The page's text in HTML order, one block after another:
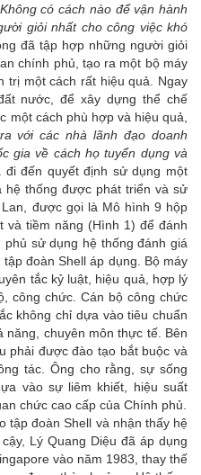
Không có cách nào để vận hành
giỏi nhất cho công việc khó
đã tập hợp những người giỏi
chính phủ, tạo ra một bộ máy
trị một cách rất hiệu quả. Ngay
nước, để xây dựng thể chế
một cách phù hợp và hiệu quả,
với các nhà lãnh đạo doanh
gia về cách họ tuyển dụng và
đi đến quyết định sử dụng một
hệ thống được phát triển và sử
được gọi là Mô hình 9 hộp
và tiềm năng (Hình 1) để đánh
sử dụng hệ thống đánh giá
đoàn Shell áp dụng. Bộ máy
tắc kỷ luật, hiệu quả, hợp lý
công chức. Cán bộ công chức
không chỉ dựa vào tiêu chuẩn
năng, chuyên môn thực tế. Bên
phải được đào tạo bắt buộc và
tác. Ông cho rằng, sự sống
vào sự liêm khiết, hiệu suất
chức cao cấp của Chính phủ.
tập đoàn Shell và nhận thấy hệ
Lý Quang Diệu đã áp dụng
vào năm 1983, thay thế